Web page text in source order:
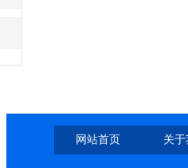
网站首页 关